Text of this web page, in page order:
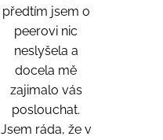
předtím jsem o
peerovi nic
neslyšela a
docela mě
zajimalo vás
poslouchat.
Jsem ráda, že v